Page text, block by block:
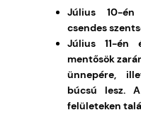
Július 10-én
csendes
Július 11-én
mentősök
ünnepére,
búcsú lesz.
felületeken